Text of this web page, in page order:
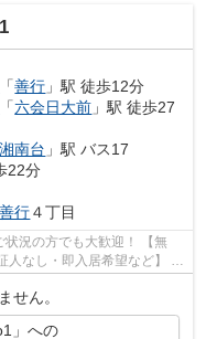
「善行 」駅 徒歩12分
「六会日大前 」駅 徒歩27
湘南台 」駅 バス17
22分
善行４丁目
況の方でも大歓迎！ 【無
人なし・即入居希望など】 ネ
せん。
」への